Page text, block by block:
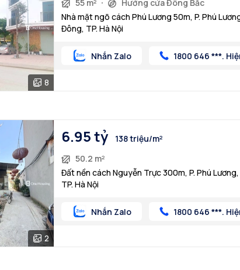
8
55 m²
Hướng cửa Đông Bắc
Nhà mặt ngõ cách Phú Lương 50m, P. Phú
Đông, TP. Hà Nội
Nhắn Zalo 1800 646 ***.
2
6.95 tỷ
138 triệu/m²
50.2 m²
Đất nền cách Nguyễn Trực 300m, P. Phú
TP. Hà Nội
Nhắn Zalo 1800 646 ***.